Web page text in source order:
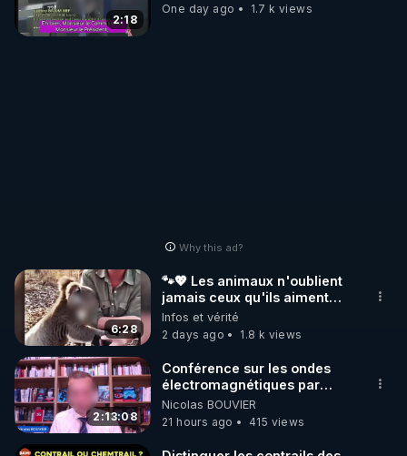
2:18
One day ago
1.7 k views
Why this ad?
6:28
🐾💖 Les animaux n'oublient
jamais ceux qu'ils aiment…
🥹❤️
Infos et vérité
2 days ago
1.8 k views
2:13:08
Conférence sur les ondes
électromagnétiques par
Grégoire Caustru et Bart de
Wever !
Nicolas BOUVIER
21 hours ago
415 views